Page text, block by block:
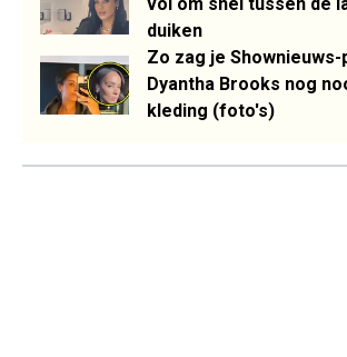
duiken
Zo zag je
Dyantha Brooks nog
kleding (foto's)